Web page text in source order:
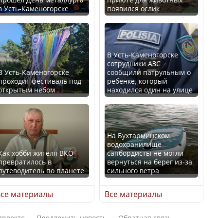
ли представлены
регионов в
төменгі жалақы,
экология: жеті
сайлаушылармен
талқылап жатыр?
зарплата,
экология — о
говорят с
партий
В России введены
дополнительные
ограничения для
казахстанских прав
Трамп официально
вступил в должность
президента США
Луну признали объектом
культурного наследия,
находящегося под
угрозой исчезновения
Усть-Каменогорске
Усть-Каменогорске
фестиваль под
небом
хобби жителя ВКО
в
по планете
материалы
появился ослик
В Усть-Каменогорске
сотрудники АЗС
сообщили патрульным о
ребенке, который
находился один на улице
На Бухтарминском
водохранилище
сапбордисты не могли
вернуться на берег из-за
сильного ветра
Все материалы